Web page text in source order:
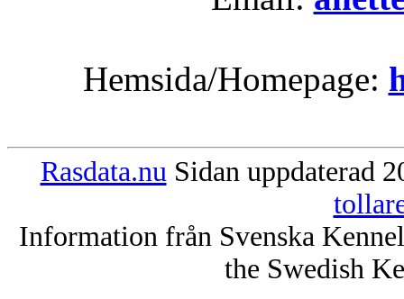
Hemsida/Homepage:
Rasdata.nu Sidan uppdaterad
Information från Svenska
the Swedish